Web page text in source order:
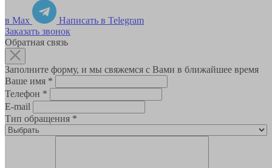
в Max
Написать в Telegram
Заказать звонок
Обратная связь
Заполните форму, и мы свяжемся с Вами в ближайшее время
Ваше имя *
Телефон *
E-mail
Тип обращения *